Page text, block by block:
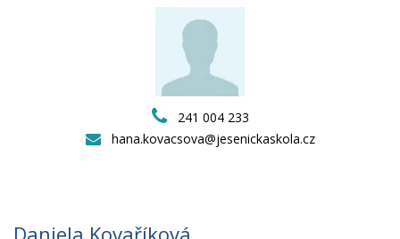
241 004 233
hana.kovacsova@jesenickaskola.cz
Daniela Kovaříková